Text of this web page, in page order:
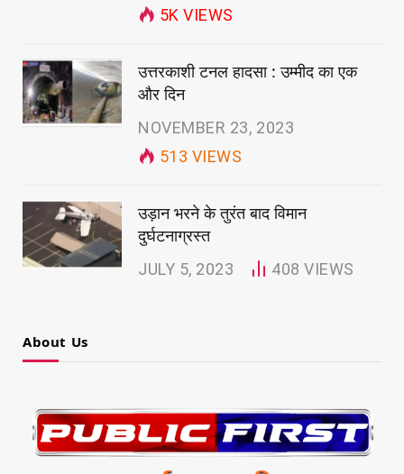
5KVIEWS
उत्तरकाशी टनल हादसा : उम्मीद का एक
और दिन
NOVEMBER 23, 2023
513 VIEWS
उड़ान भरने के तुरंत बाद विमान
दुर्घटनाग्रस्त
JULY 5, 2023 408VIEWS
About Us